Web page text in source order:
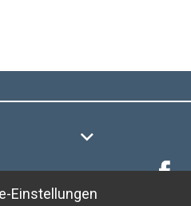
Einstellungen